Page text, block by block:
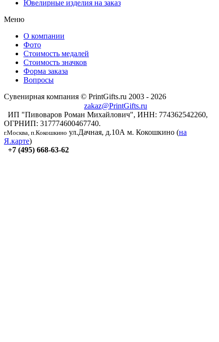
Ювелирные изделия на заказ
Меню
О компании
Фото
Стоимость медалей
Стоимость значков
Форма заказа
Вопросы
Сувенирная компания © PrintGifts.ru 2003 - 2026
zakaz@PrintGifts.ru
ИП "Пивоваров Роман Михайлович", ИНН: 774362542260,
ОГРНИП: 317774600467740.
г.Москва, п.Кокошкино ул.Дачная, д.10А м. Кокошкино (на
Я.карте)
+7 (495) 668-63-62